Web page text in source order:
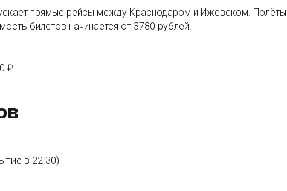
прямые рейсы между Краснодаром и Ижевском. Полёты
билетов начинается от 3780 рублей.
₽
в 22:30)